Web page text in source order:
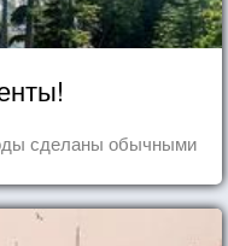
сделаны обычными